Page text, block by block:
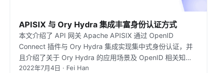
APISIX 与 Ory Hydra 集成丰富身份认证方式
本文介绍了 API 网关 Apache APISIX 通过 OpenID
Connect 插件与 Ory Hydra 集成实现集中式身份认证，并
且介绍了关于 Ory Hydra 的应用场景及 OpenID 相关知
识。
2022年7月4日 · Fei Han